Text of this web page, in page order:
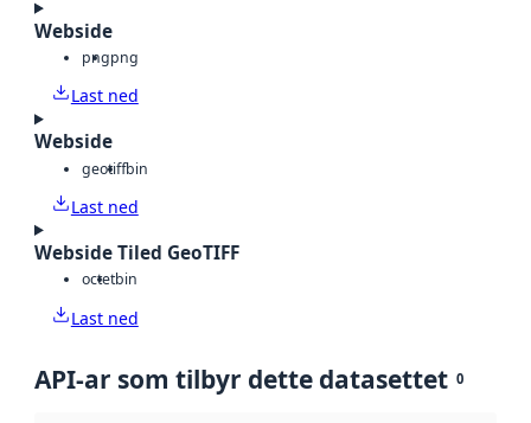
Webside
pngpng
Last ned
Webside
geotiffbin
Last ned
Webside Tiled GeoTIFF
octetbin
Last ned
API-ar som tilbyr dette datasettet 0